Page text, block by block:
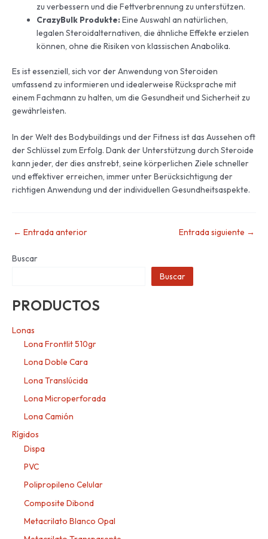
zu verbessern und die Fettverbrennung zu unterstützen.
CrazyBulk Produkte: Eine Auswahl an natürlichen,
legalen Steroidalternativen, die ähnliche Effekte erzielen
können, ohne die Risiken von klassischen Anabolika.
Es ist essenziell, sich vor der Anwendung von Steroiden
umfassend zu informieren und idealerweise Rücksprache mit
einem Fachmann zu halten, um die Gesundheit und Sicherheit zu
gewährleisten.
In der Welt des Bodybuildings und der Fitness ist das Aussehen oft
der Schlüssel zum Erfolg. Dank der Unterstützung durch Steroide
kann jeder, der dies anstrebt, seine körperlichen Ziele schneller
und effektiver erreichen, immer unter Berücksichtigung der
richtigen Anwendung und der individuellen Gesundheitsaspekte.
← Entrada anterior Entrada siguiente →
Buscar
Buscar
PRODUCTOS
Lonas
Lona Frontlit 510gr
Lona Doble Cara
Lona Translúcida
Lona Microperforada
Lona Camión
Rígidos
Dispa
PVC
Polipropileno Celular
Composite Dibond
Metacrilato Blanco Opal